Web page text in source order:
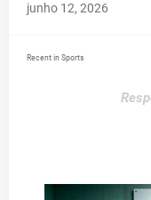
junho 12, 2026
Recent in Sports